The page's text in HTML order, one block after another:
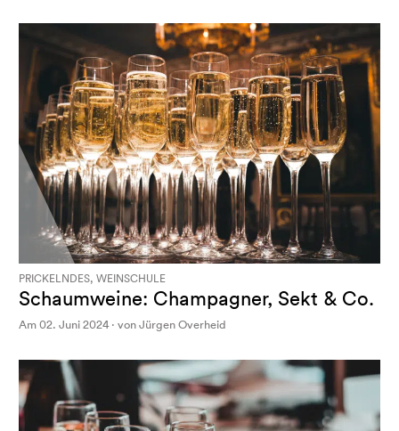
PRICKELNDES, WEINSCHULE
Schaumweine: Champagner, Sekt & Co.
Am 02. Juni 2024 · von Jürgen Overheid